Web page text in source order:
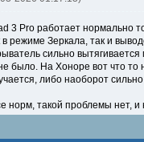
3 Pro работает нормально
режиме Зеркала, так и
сильно
было. На Хоноре вот что то
либо наоборот
норм, такой проблемы нет,